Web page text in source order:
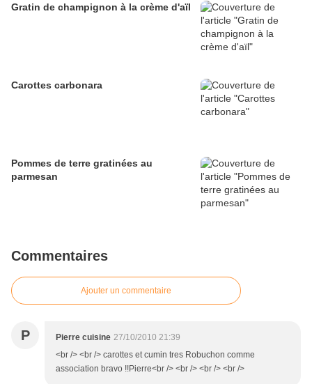
Gratin de champignon à la crème d'aïl
Carottes carbonara
Pommes de terre gratinées au
parmesan
Commentaires
Ajouter un commentaire
P Pierre cuisine 27/10/2010 21:39
<br /> <br /> carottes et cumin tres Robuchon comme
association bravo !!Pierre<br /> <br /> <br /> <br />